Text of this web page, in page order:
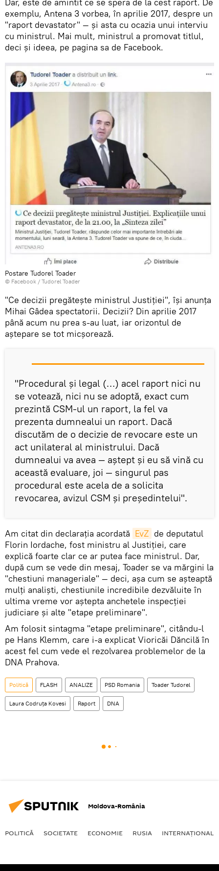
exemplu, Antena 3 vorbea, în aprilie 2017, despre un
"raport devastator" — și asta cu ocazia unui interviu
cu ministrul. Mai mult, ministrul a promovat titlul,
deci și ideea, pe pagina sa de Facebook.
Postare Tudorel Toader
© Facebook / Tudorel Toader
"Ce decizii pregătește ministrul Justiției", își anunța
Mihai Gâdea spectatorii. Decizii? Din aprilie 2017
până acum nu prea s-au luat, iar orizontul de
aștepare se tot micșorează.
"Procedural şi legal (…) acel raport nici nu
se votează, nici nu se adoptă, exact cum
prezintă CSM-ul un raport, la fel va
prezenta dumnealui un raport. Dacă
discutăm de o decizie de revocare este un
act unilateral al ministrului. Dacă
dumnealui va avea — aştept şi eu să vină cu
această evaluare, joi — singurul pas
procedural este acela de a solicita
revocarea, avizul CSM şi preşedintelui".
Am citat din declarația acordată EvZ de deputatul
Florin Iordache, fost ministru al Justiţiei, care
explică foarte clar ce ar putea face ministrul. Dar,
după cum se vede din mesaj, Toader se va mărgini la
"chestiuni manageriale" — deci, așa cum se așteaptă
mulți analiști, chestiunile incredibile dezvăluite în
ultima vreme vor aștepta anchetele inspecției
judiciare și alte "etape preliminare".
Am folosit sintagma "etape preliminare", citându-l
pe Hans Klemm, care i-a explicat Vioricăi Dăncilă în
acest fel cum vede el rezolvarea problemelor de la
DNA Prahova.
Politică FLASH ANALIZE PSD Romania Toader Tudorel
Laura Codruța Kovesi Raport DNA
Moldova-România
POLITICĂ SOCIETATE ECONOMIE RUSIA INTERNAŢIONAL